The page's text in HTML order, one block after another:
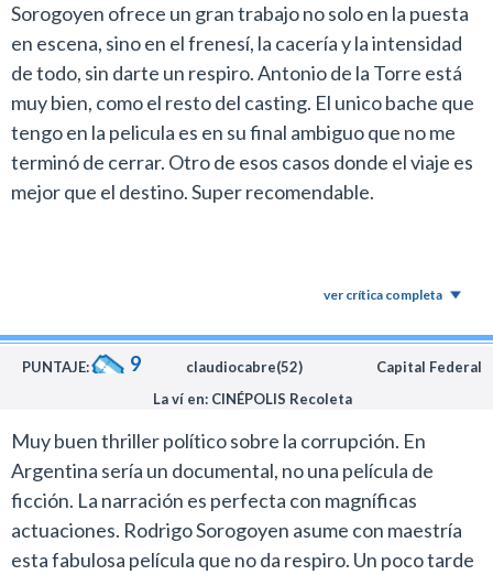
Sorogoyen ofrece un gran trabajo no solo en la puesta
en escena, sino en el frenesí, la cacería y la intensidad
de todo, sin darte un respiro. Antonio de la Torre está
muy bien, como el resto del casting. El unico bache que
tengo en la pelicula es en su final ambiguo que no me
terminó de cerrar. Otro de esos casos donde el viaje es
mejor que el destino. Super recomendable.
ver crítica completa
PUNTAJE: 9 claudiocabre(52)
Capital Federal
La ví en: CINÉPOLIS Recoleta
Muy buen thriller político sobre la corrupción. En
Argentina sería un documental, no una película de
ficción. La narración es perfecta con magníficas
actuaciones. Rodrigo Sorogoyen asume con maestría
esta fabulosa película que no da respiro. Un poco tarde